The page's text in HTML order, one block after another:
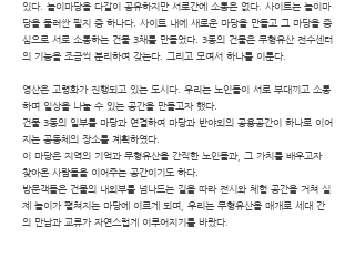
있다. 놀이마당을 다같이 공유하지만 서로간에 소통은 없다. 사이트는 놀이마
당을 둘러싼 필지 중 하나다. 사이트 내에 새로운 마당을 만들고 그 마당을 중
심으로 서로 소통하는 건물 3채를 만들었다. 3동의 건물은 무형유산 전수센터
의 기능을 조금씩 분리하여 갖는다. 그리고 모여서 하나를 이룬다.
영산은 고령화가 진행되고 있는 도시다. 우리는 노인들이 서로 부대끼고 소통
하며 일상을 나눌 수 있는 공간을 만들고자 했다.
건물 3동의 일부를 마당과 연결하여 마당과 반야외의 공용공간이 하나로 이어
지는 공동체의 장소를 계획하였다.
이 마당은 지역의 기억과 무형유산을 간직한 노인들과, 그 가치를 배우고자
찾아온 사람들을 이어주는 공간이기도 하다.
방문객들은 건물의 내외부를 넘나드는 길을 따라 전시와 체험 공간을 거쳐 실
제 놀이가 펼쳐지는 마당에 이르게 되며, 우리는 무형유산을 매개로 세대 간
의 만남과 교류가 자연스럽게 이루어지기를 바랐다.